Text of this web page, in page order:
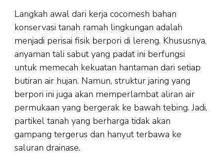
Langkah awal dari kerja cocomesh bahan
konservasi tanah ramah lingkungan adalah
menjadi perisai fisik berpori di lereng. Khususnya,
anyaman tali sabut yang padat ini berfungsi
untuk memecah kekuatan hantaman dari setiap
butiran air hujan. Namun, struktur jaring yang
berpori ini juga akan memperlambat aliran air
permukaan yang bergerak ke bawah tebing. Jadi,
partikel tanah yang berharga tidak akan
gampang tergerus dan hanyut terbawa ke
saluran drainase.